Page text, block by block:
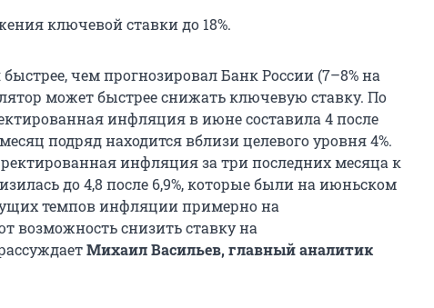
ключевой ставки до 18%.
чем прогнозировал Банк России (7–8% на
может быстрее снижать ключевую ставку. По
инфляция в июне составила 4 после
подряд находится вблизи целевого уровня 4%.
инфляция за три последних месяца к
до 4,8 после 6,9%, которые были на июньском
темпов инфляции примерно на
возможность снизить ставку на
Михаил Васильев, главный аналитик